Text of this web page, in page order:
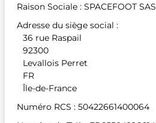
Raison Sociale : SPACEFOOT SAS
Adresse du siège social :
36 rue Raspail
92300
Levallois Perret
FR
Île-de-France
Numéro RCS : 50422661400064